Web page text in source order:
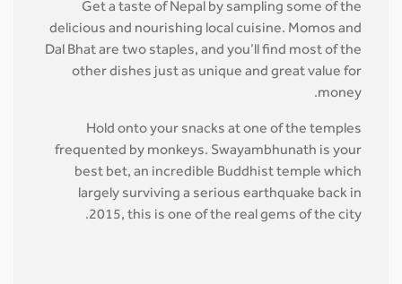
Get a taste of Nepal by sampling some of the
delicious and nourishing local cuisine. Momos and
Dal Bhat are two staples, and you’ll find most of the
other dishes just as unique and great value for
money.
Hold onto your snacks at one of the temples
frequented by monkeys. Swayambhunath is your
best bet, an incredible Buddhist temple which
largely surviving a serious earthquake back in
2015, this is one of the real gems of the city.